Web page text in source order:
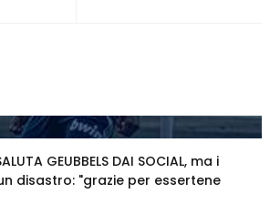
GEUBBELS DAI SOCIAL, ma i
disastro: "grazie per essertene